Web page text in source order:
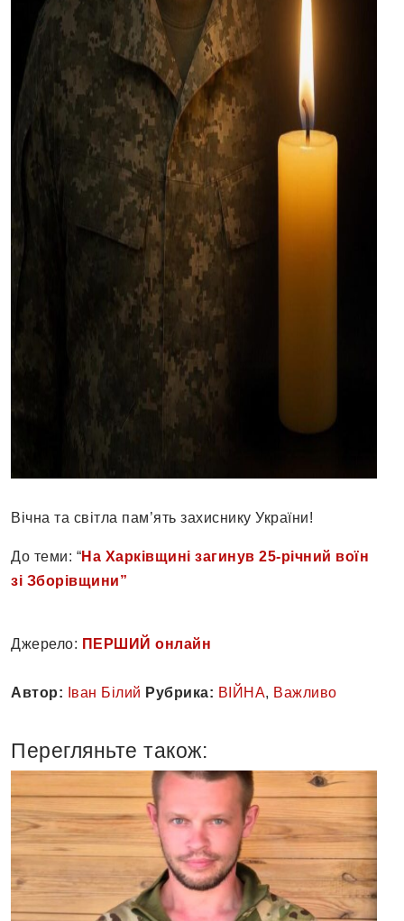
Вічна та світла пам’ять захиснику України!
До теми: “На Харківщині загинув 25-річний воїн
зі Зборівщини”
Джерело: ПЕРШИЙ онлайн
Автор: Іван Білий Рубрика: ВІЙНА, Важливо
Перегляньте також: